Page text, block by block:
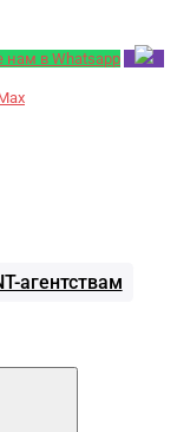
нам в Whatsapp
агентствам